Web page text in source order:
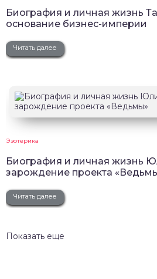
Биография и личная жизнь
основание бизнес-империи
Читать далее
Эзотерика
Биография и личная жизнь
зарождение проекта
Читать далее
Показать еще